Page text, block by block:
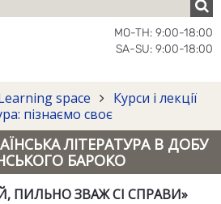
MO-TH: 9:00-18:00
SA-SU: 9:00-18:00
space
Курси і лекції
пізнаємо своє
ЛІТЕРАТУРА В ДОБУ
БАРОКО
ПИЛЬНО ЗВАЖ СІ СПРАВИ»